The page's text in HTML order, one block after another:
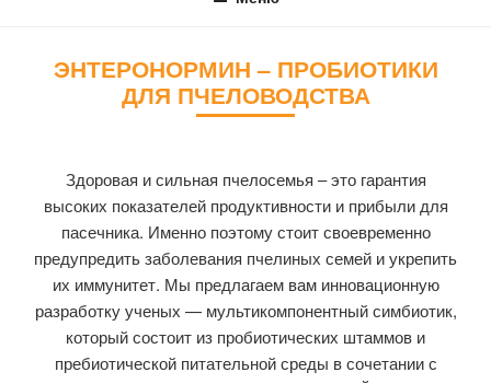
ЭНТЕРОНОРМИН – ПРОБИОТИКИ
ДЛЯ ПЧЕЛОВОДСТВА
Здоровая и сильная пчелосемья – это гарантия
высоких показателей продуктивности и прибыли для
пасечника. Именно поэтому стоит своевременно
предупредить заболевания пчелиных семей и укрепить
их иммунитет. Мы предлагаем вам инновационную
разработку ученых — мультикомпонентный симбиотик,
который состоит из пробиотических штаммов и
пребиотической питательной среды в сочетании с